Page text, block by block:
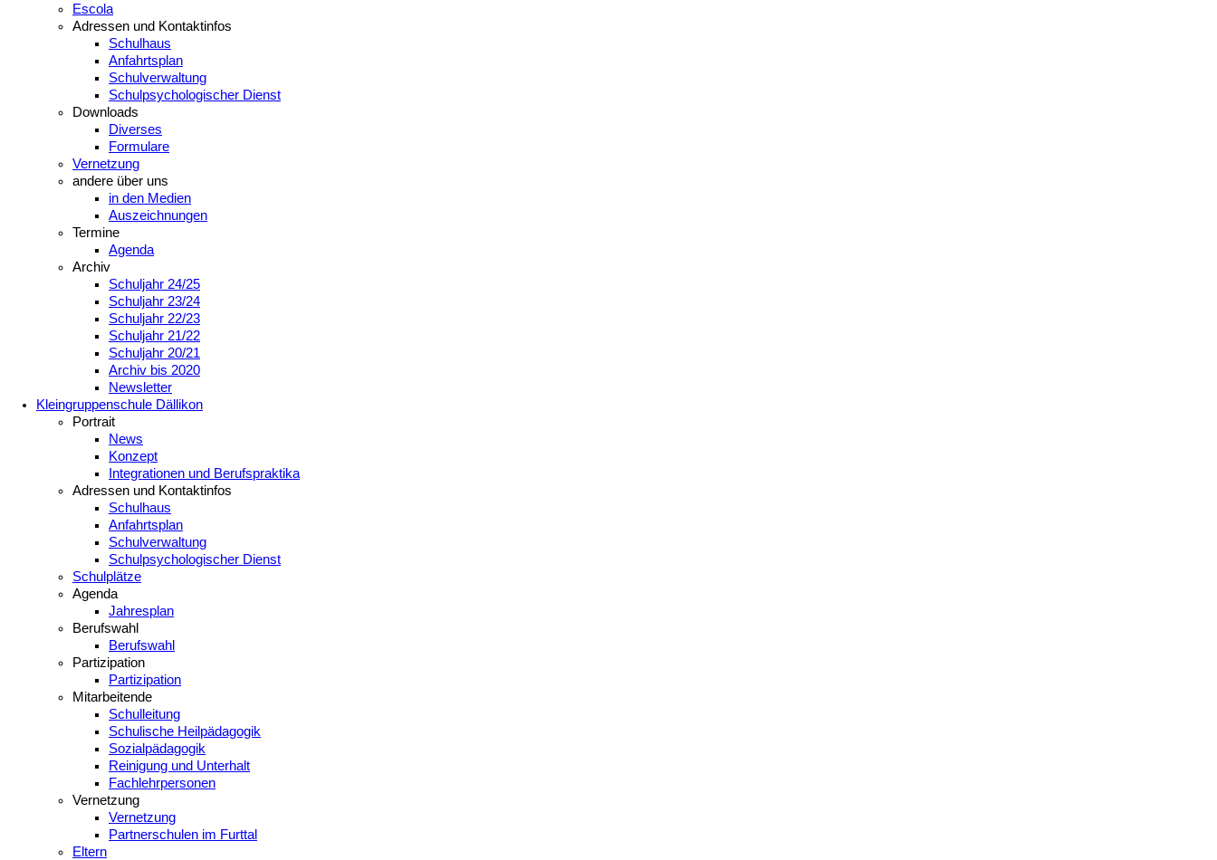
Escola
Adressen und Kontaktinfos
Schulhaus
Anfahrtsplan
Schulverwaltung
Schulpsychologischer Dienst
Downloads
Diverses
Formulare
Vernetzung
andere über uns
in den Medien
Auszeichnungen
Termine
Agenda
Archiv
Schuljahr 24/25
Schuljahr 23/24
Schuljahr 22/23
Schuljahr 21/22
Schuljahr 20/21
Archiv bis 2020
Newsletter
Kleingruppenschule Dällikon
Portrait
News
Konzept
Integrationen und Berufspraktika
Adressen und Kontaktinfos
Schulhaus
Anfahrtsplan
Schulverwaltung
Schulpsychologischer Dienst
Schulplätze
Agenda
Jahresplan
Berufswahl
Berufswahl
Partizipation
Partizipation
Mitarbeitende
Schulleitung
Schulische Heilpädagogik
Sozialpädagogik
Reinigung und Unterhalt
Fachlehrpersonen
Vernetzung
Vernetzung
Partnerschulen im Furttal
Eltern